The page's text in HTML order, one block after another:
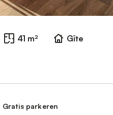
41 m²
Gîte
Gratis parkeren